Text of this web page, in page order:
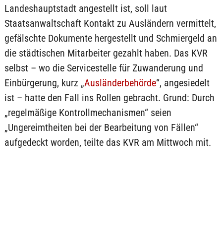
Landeshauptstadt angestellt ist, soll laut
Staatsanwaltschaft Kontakt zu Ausländern vermittelt,
gefälschte Dokumente hergestellt und Schmiergeld an
die städtischen Mitarbeiter gezahlt haben. Das KVR
selbst – wo die Servicestelle für Zuwanderung und
Einbürgerung, kurz „Ausländerbehörde“, angesiedelt
ist – hatte den Fall ins Rollen gebracht. Grund: Durch
„regelmäßige Kontrollmechanismen“ seien
„Ungereimtheiten bei der Bearbeitung von Fällen“
aufgedeckt worden, teilte das KVR am Mittwoch mit.